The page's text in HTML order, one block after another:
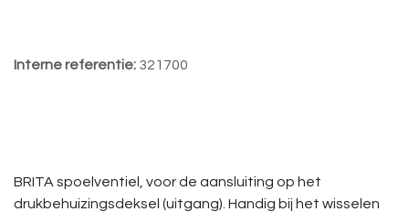
Interne referentie: 321700
BRITA spoelventiel, voor de aansluiting op het
drukbehuizingsdeksel (uitgang). Handig bij het wisselen